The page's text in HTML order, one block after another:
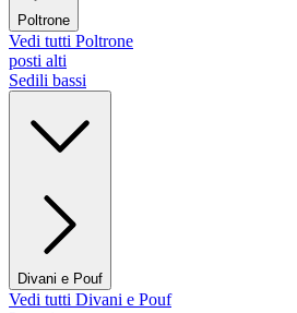
Poltrone
Vedi tutti Poltrone
posti alti
Sedili bassi
Divani e Pouf
Vedi tutti Divani e Pouf